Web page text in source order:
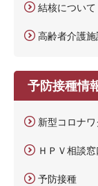
結核について
高齢者介護
予防接種情
新型コロナ
ＨＰＶ相談窓
予防接種